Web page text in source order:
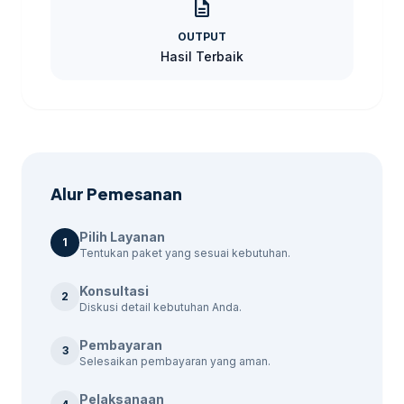
layanan lain sebelum finalisasi kebutuhan.
Paket Jasa Iklan PPC
Starter 950.000
Optimasi iklan
Growth 1.500.000
Bulan
Riset keyword,
Langkah Pemesanan
description
OUTPUT
Hasil Terbaik
Alur Pemesanan
1 Pilih Layanan
Tentukan paket yang sesuai kebutuhan.
2 Konsultasi
Diskusi detail kebutuhan Anda.
3 Pembayaran
Selesaikan pembayaran yang aman.
Pelaksanaan